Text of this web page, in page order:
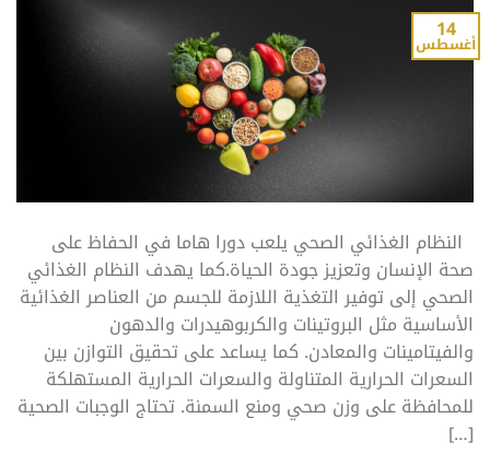
14
أغسطس
النظام الغذائي الصحي يلعب دورا هاما في الحفاظ على
صحة الإنسان وتعزيز جودة الحياة.كما يهدف النظام الغذائي
الصحي إلى توفير التغذية اللازمة للجسم من العناصر الغذائية
الأساسية مثل البروتينات والكربوهيدرات والدهون
والفيتامينات والمعادن. كما يساعد على تحقيق التوازن بين
السعرات الحرارية المتناولة والسعرات الحرارية المستهلكة
للمحافظة على وزن صحي ومنع السمنة. تحتاج الوجبات الصحية
[…]